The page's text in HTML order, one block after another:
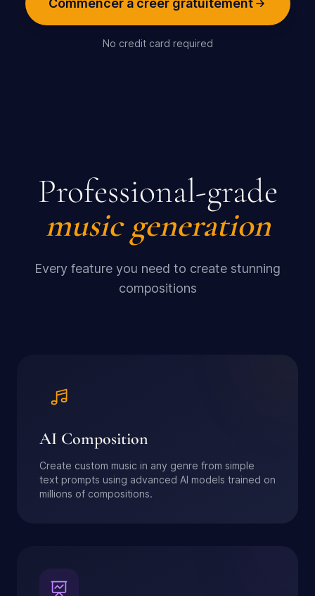
Commencer à créer gratuitement
No credit card required
Professional-grade
music generation
Every feature you need to create stunning
compositions
AI Composition
Create custom music in any genre from simple
text prompts using advanced AI models trained on
millions of compositions.